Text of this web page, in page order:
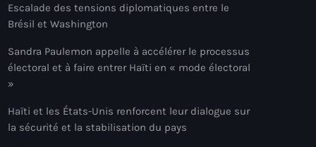
Escalade des tensions diplomatiques entre le
Brésil et Washington
Sandra Paulemon appelle à accélérer le processus
électoral et à faire entrer Haïti en « mode électoral
»
Haïti et les États-Unis renforcent leur dialogue sur
la sécurité et la stabilisation du pays